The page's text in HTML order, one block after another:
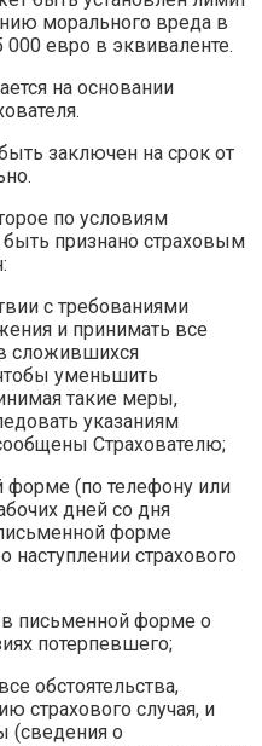
морального вреда в
евро в эквиваленте.
на основании
заключен на срок от
по условиям
признано страховым
с требованиями
и принимать все
сложившихся
уменьшить
такие меры,
указаниям
Страхователю;
форме (по телефону или
дней со дня
форме
наступлении страхового
в письменной форме о
потерпевшего;
обстоятельства,
страхового случая, и
(сведения о